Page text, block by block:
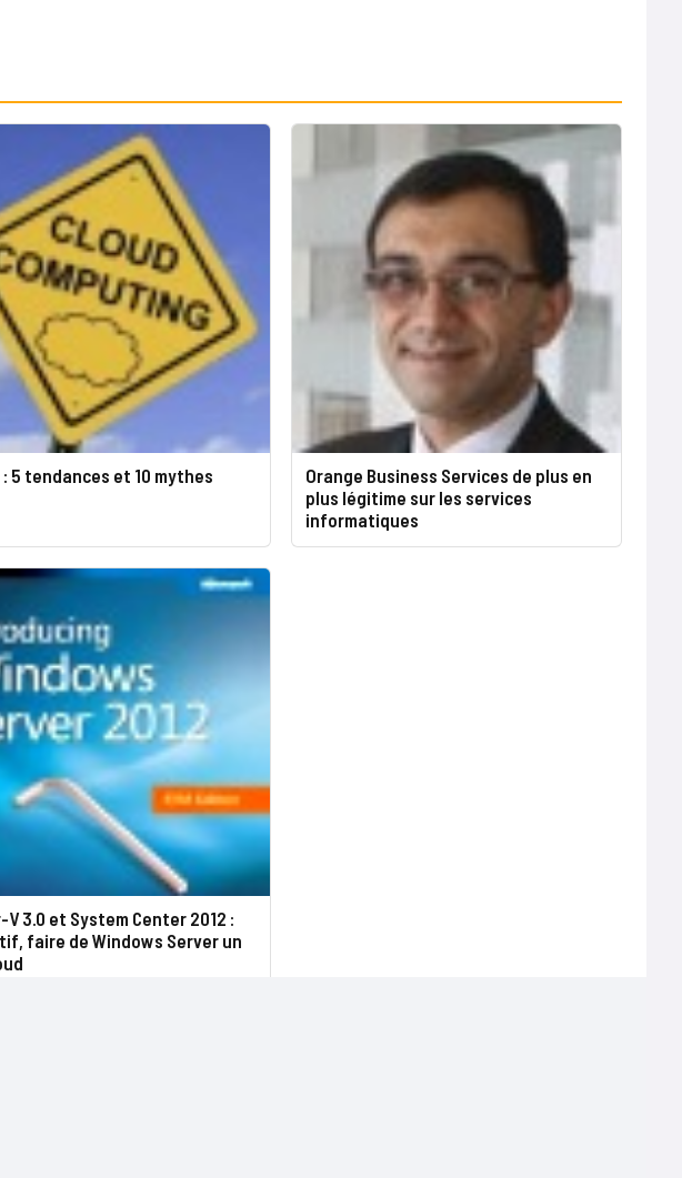
: 5 tendances et 10 mythes
Orange Business Services de plus en
plus légitime sur les services
informatiques
V 3.0 et System Center 2012 :
faire de Windows Server un